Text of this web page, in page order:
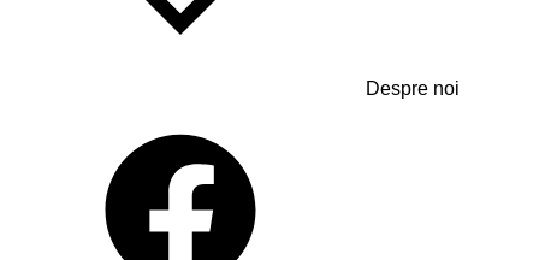
Despre noi